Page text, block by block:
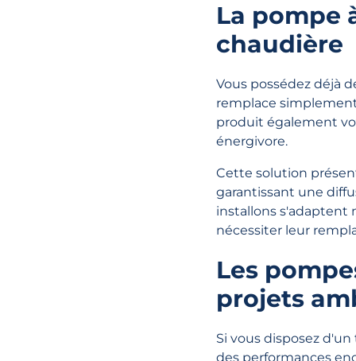
La pompe
chaudière
Vous possédez déjà
remplace
produit également
énergivore.
Cette solution
garantissant une
installons s'adaptent
nécessiter leur
Les
projets
Si vous disposez
des performances